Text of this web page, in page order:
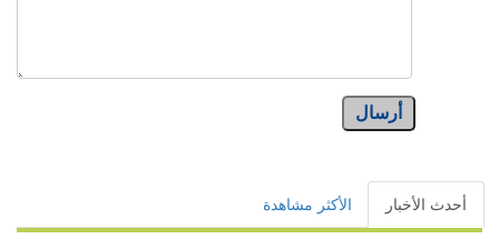
أرسال
أحدث الأخبار الأكثر مشاهدة